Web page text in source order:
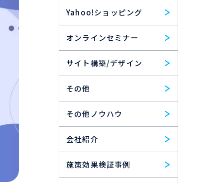
Yahoo!ショッピング
オンラインセミナー
サイト構築/デザイン
その他
その他ノウハウ
会社紹介
施策効果検証事例